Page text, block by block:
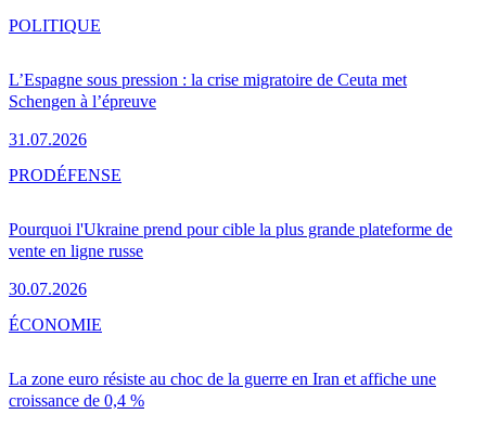
L’Espagne sous pression : la crise migratoire de Ceuta met
Schengen à l’épreuve
31.07.2026
POLITIQUE
Pourquoi l'Ukraine prend pour cible la plus grande plateforme de
vente en ligne russe
30.07.2026
PRODÉFENSE
La zone euro résiste au choc de la guerre en Iran et affiche une
croissance de 0,4 %
ÉCONOMIE